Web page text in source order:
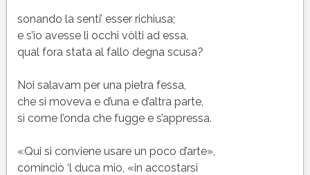
sonando la senti’ esser richiusa;
e s’io avesse li occhi vòlti ad essa,
qual fora stata al fallo degna scusa?
Noi salavam per una pietra fessa,
che si moveva e d’una e d’altra parte,
sì come l’onda che fugge e s’appressa.
«Qui si conviene usare un poco d’arte»,
cominciò ‘l duca mio, «in accostarsi